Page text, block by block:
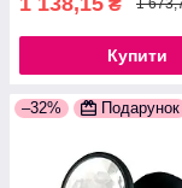
1
Купити
–32% Подарунок